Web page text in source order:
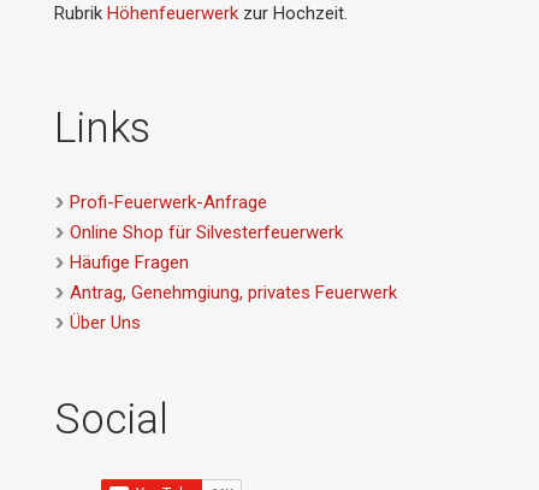
Rubrik Höhenfeuerwerkzur Hochzeit.
Links
Profi-Feuerwerk-Anfrage
Online Shop für Silvesterfeuerwerk
Häufige Fragen
Antrag, Genehmgiung, privates Feuerwerk
Über Uns
Social